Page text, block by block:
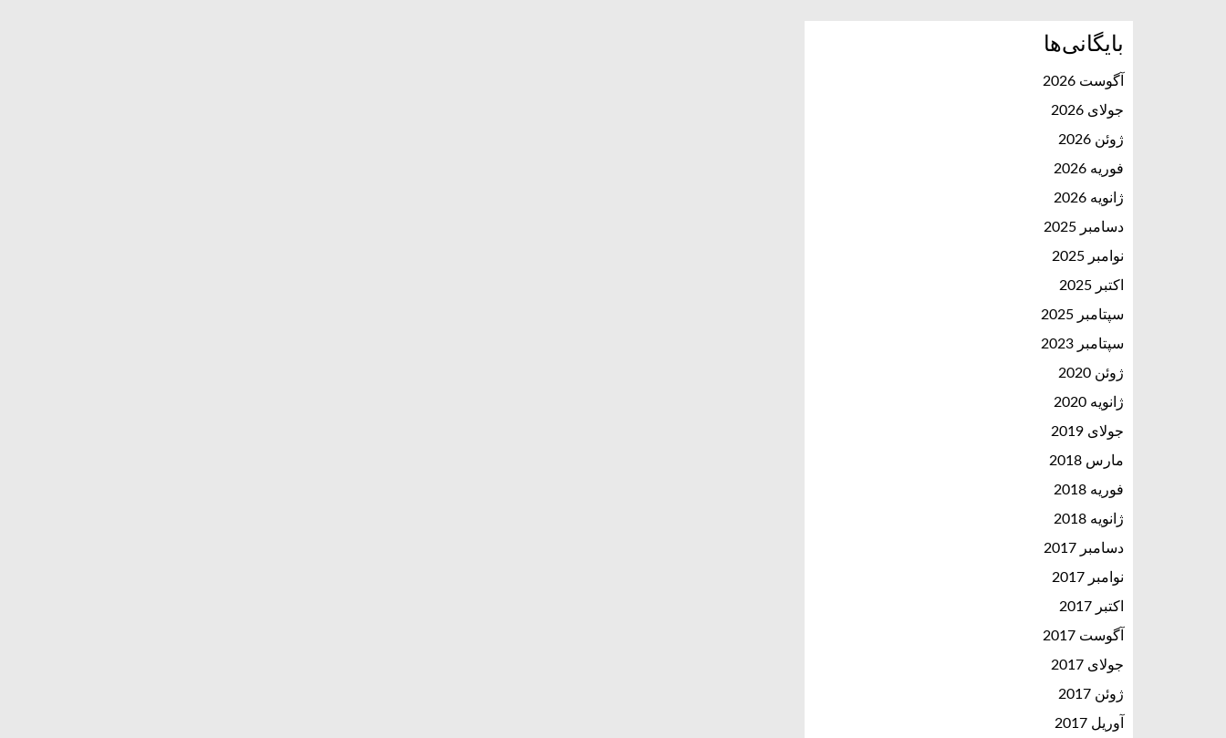
بایگانی‌ها
آگوست 2026
جولای 2026
ژوئن 2026
فوریه 2026
ژانویه 2026
دسامبر 2025
نوامبر 2025
اکتبر 2025
سپتامبر 2025
سپتامبر 2023
ژوئن 2020
ژانویه 2020
جولای 2019
مارس 2018
فوریه 2018
ژانویه 2018
دسامبر 2017
نوامبر 2017
اکتبر 2017
آگوست 2017
جولای 2017
ژوئن 2017
آوریل 2017